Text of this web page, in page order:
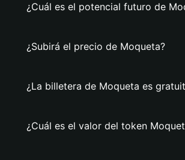
¿Cuál es el potencial futuro de
¿Subirá el precio de Moqueta?
¿La billetera de Moqueta es
¿Cuál es el valor del token